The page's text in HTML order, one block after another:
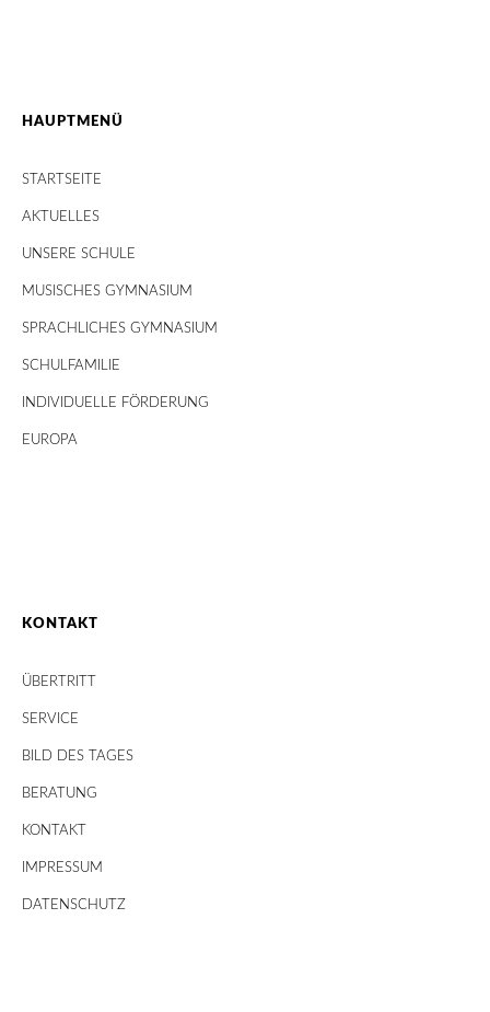
HAUPTMENÜ
STARTSEITE
AKTUELLES
UNSERE SCHULE
MUSISCHES GYMNASIUM
SPRACHLICHES GYMNASIUM
SCHULFAMILIE
INDIVIDUELLE FÖRDERUNG
EUROPA
KONTAKT
ÜBERTRITT
SERVICE
BILD DES TAGES
BERATUNG
KONTAKT
IMPRESSUM
DATENSCHUTZ